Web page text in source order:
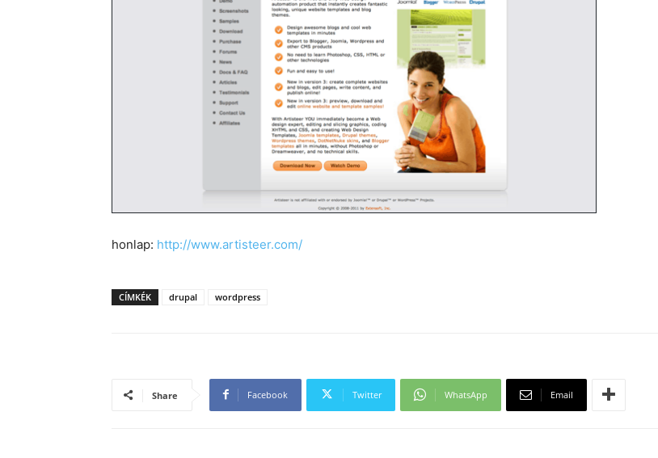
honlap: http://www.artisteer.com/
CÍMKÉK drupal wordpress
Share Facebook Twitter WhatsApp Email